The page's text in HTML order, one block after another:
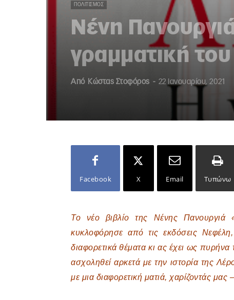
ΠΟΛΙΤΙΣΜΌΣ
Νένη
γραμματική
Από Κώστας Στοφόρος - 22 Ιανουαρίου, 2021
Facebook X Email Τυπώνω
Το νέο βιβλίο της Νένης Πανουργιά
κυκλοφόρησε από τις εκδόσεις
διαφορετικά θέματα κι ας έχει ως
ασχοληθεί αρκετά με την ιστορία της
με μια διαφορετική ματιά, χαρίζοντάς